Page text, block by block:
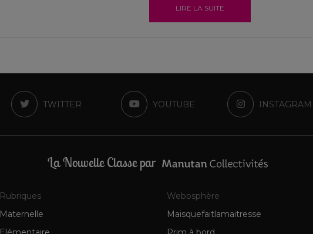
LIRE LA SUITE
TWITTER YOUTUBE INSTAGRAM
La Nouvelle Classe par
Rubriques
Maternelle
Webosphère
Maisquefaitlamaitresse